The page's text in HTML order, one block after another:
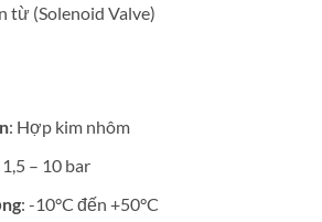
từ (Solenoid Valve)
: Hợp kim nhôm
1,5 – 10 bar
: -10°C đến +50°C